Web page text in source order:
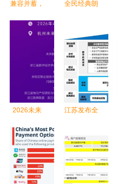
兼容并蓄，
IPTV服务
全民经典朗
神食粮库
2026未来
会指南（2
天倒计时）
江苏发布全
《数字乡村
建设指南
（试行）》